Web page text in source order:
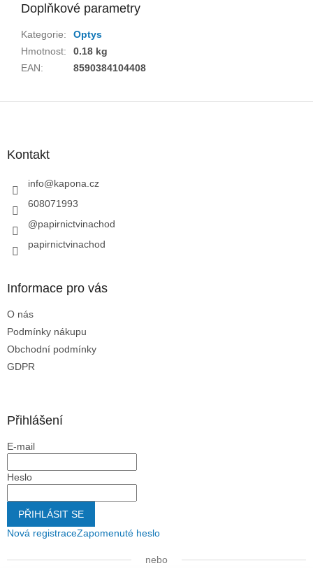
Doplňkové parametry
Kategorie:
Optys
Hmotnost:
0.18 kg
EAN: 8590384104408
Kontakt
info@kapona.cz
608071993
@papirnictvinachod
papirnictvinachod
Informace pro vás
O nás
Podmínky nákupu
Obchodní podmínky
GDPR
Přihlášení
E-mail
Heslo
PŘIHLÁSIT SE
Nová registraceZapomenuté heslo
nebo